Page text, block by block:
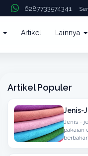
6287733574341
Artikel Lainnya
Artikel Populer
Jenis-
Jenis -
pakaian